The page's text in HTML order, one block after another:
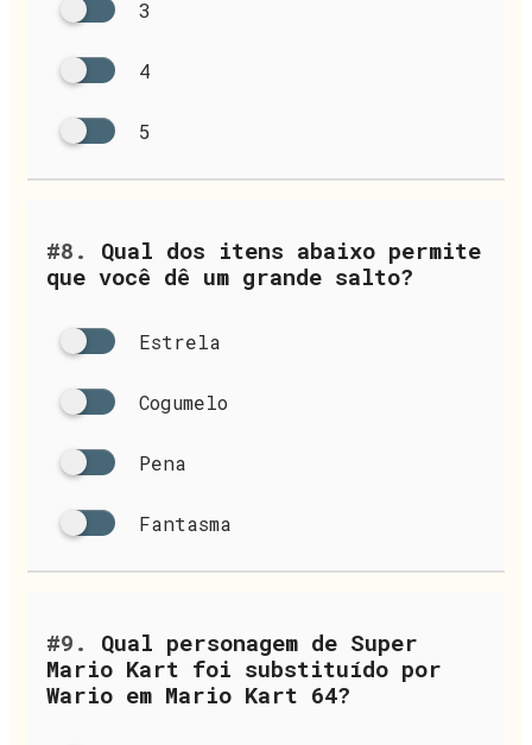
3
4
5
#8.
Qual dos itens abaixo permite
que você dê um grande salto?
Estrela
Cogumelo
Pena
Fantasma
#9.
Qual personagem de Super
Mario Kart foi substituído por
Wario em Mario Kart 64?